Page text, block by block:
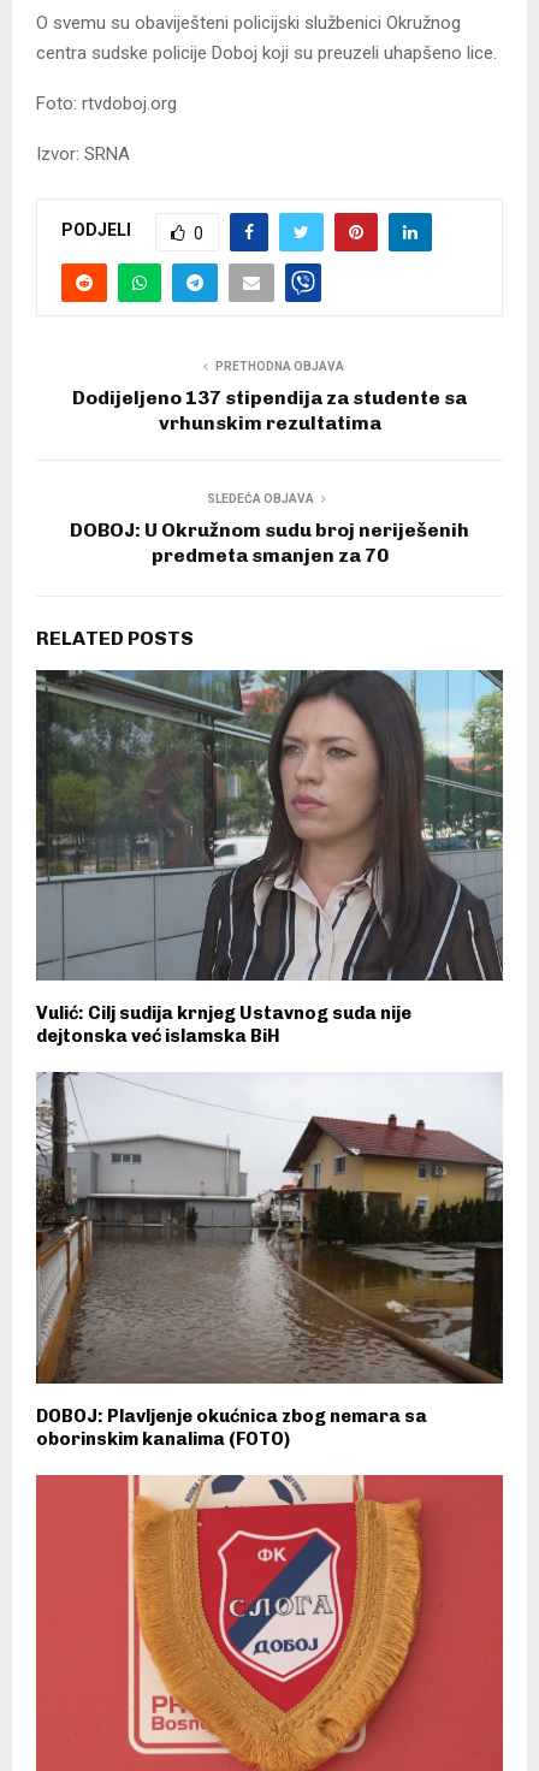
O svemu su obaviješteni policijski službenici Okružnog
centra sudske policije Doboj koji su preuzeli uhapšeno lice.
Foto: rtvdoboj.org
Izvor: SRNA
PODJELI 0
PRETHODNA OBJAVA
Dodijeljeno 137 stipendija za studente sa
vrhunskim rezultatima
SLEDEĆA OBJAVA
DOBOJ: U Okružnom sudu broj neriješenih
predmeta smanjen za 70
RELATED POSTS
Vulić: Cilj sudija krnjeg Ustavnog suda nije
dejtonska već islamska BiH
DOBOJ: Plavljenje okućnica zbog nemara sa
oborinskim kanalima (FOTO)